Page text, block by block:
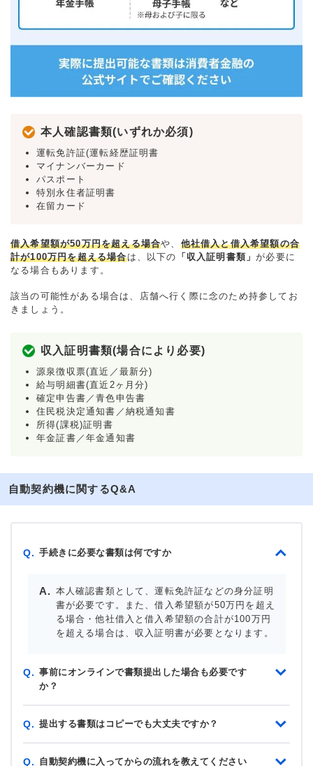
本人確認書類(いずれか必須)
運転免許証(運転経歴証明書
マイナンバーカード
パスポート
特別永住者証明書
在留カード
借入希望額が50万円を超える場合や、 他社借入と借入希望額の合
計が100万円を超える場合は、以下の 「収入証明書類」が必要に
なる場合もあります。
該当の可能性がある場合は、店舗へ行く際に念のため持参してお
きましょう。
収入証明書類(場合により必要)
源泉徴収票(直近／最新分)
給与明細書(直近2ヶ月分)
確定申告書／青色申告書
住民税決定通知書／納税通知書
所得(課税)証明書
年金証書／年金通知書
自動契約機に関するQ&A
Q. 手続きに必要な書類は何ですか
本人確認書類として、運転免許証などの身分証明
書が必要です。また、借入希望額が50万円を超え
る場合・他社借入と借入希望額の合計が100万円
を超える場合は、収入証明書が必要となります。
Q. 事前にオンラインで書類提出した場合も必要です
か？
Q. 提出する書類はコピーでも大丈夫ですか？
Q. 自動契約機に入ってからの流れを教えてください